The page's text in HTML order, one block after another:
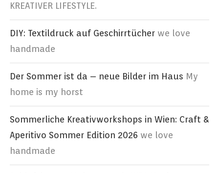
KREATIVER LIFESTYLE.
DIY: Textildruck auf Geschirrtücher we love
handmade
Der Sommer ist da – neue Bilder im Haus My
home is my horst
Sommerliche Kreativworkshops in Wien: Craft &
Aperitivo Sommer Edition 2026 we love
handmade